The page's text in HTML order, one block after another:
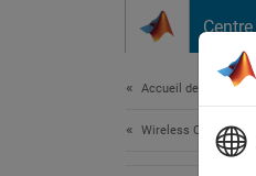
Accueil de la
Wireless